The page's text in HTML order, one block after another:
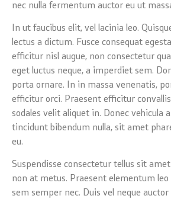
nec nulla fermentum auctor eu ut
In ut faucibus elit, vel lacinia leo.
lectus a dictum. Fusce consequat
efficitur nisl augue, non consectetur
eget luctus neque, a imperdiet sem.
porta ornare. In in massa venenatis,
efficitur orci. Praesent efficitur
sodales velit aliquet in. Donec vehicula
tincidunt bibendum nulla, sit amet
eu.
Suspendisse consectetur tellus sit
non at metus. Praesent elementum
sem semper nec. Duis vel neque